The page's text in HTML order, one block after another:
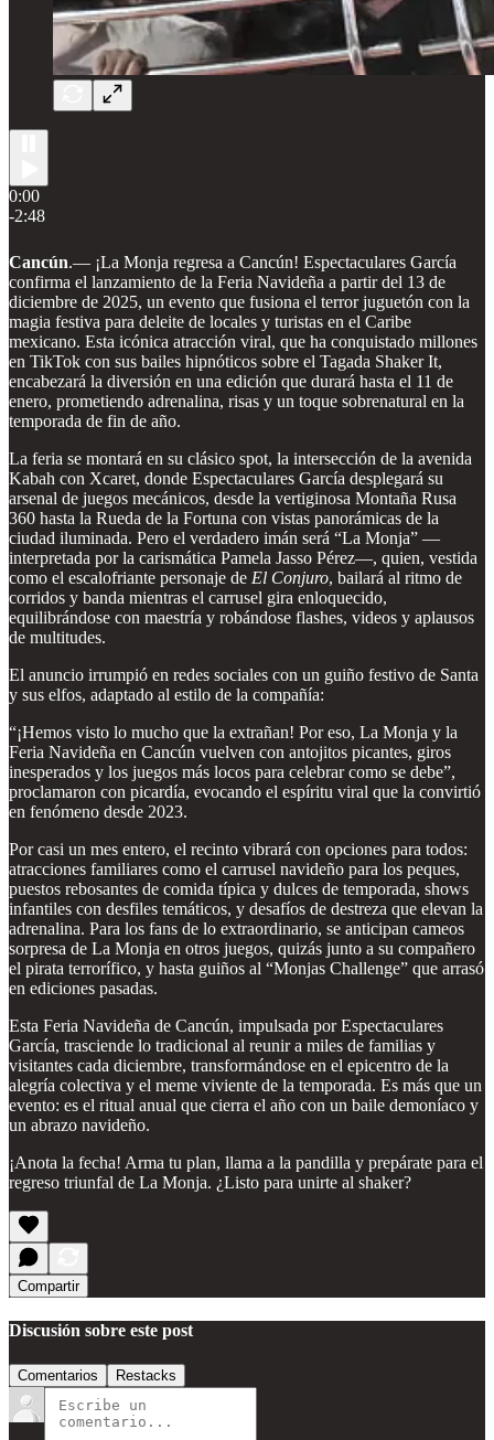
0:00
-2:48
Cancún.— ¡La Monja regresa a Cancún! Espectaculares García
confirma el lanzamiento de la Feria Navideña a partir del 13 de
diciembre de 2025, un evento que fusiona el terror juguetón con la
magia festiva para deleite de locales y turistas en el Caribe
mexicano. Esta icónica atracción viral, que ha conquistado millones
en TikTok con sus bailes hipnóticos sobre el Tagada Shaker It,
encabezará la diversión en una edición que durará hasta el 11 de
enero, prometiendo adrenalina, risas y un toque sobrenatural en la
temporada de fin de año.
La feria se montará en su clásico spot, la intersección de la avenida
Kabah con Xcaret, donde Espectaculares García desplegará su
arsenal de juegos mecánicos, desde la vertiginosa Montaña Rusa
360 hasta la Rueda de la Fortuna con vistas panorámicas de la
ciudad iluminada. Pero el verdadero imán será “La Monja” —
interpretada por la carismática Pamela Jasso Pérez—, quien, vestida
como el escalofriante personaje de El Conjuro, bailará al ritmo de
corridos y banda mientras el carrusel gira enloquecido,
equilibrándose con maestría y robándose flashes, videos y aplausos
de multitudes.
El anuncio irrumpió en redes sociales con un guiño festivo de Santa
y sus elfos, adaptado al estilo de la compañía:
“¡Hemos visto lo mucho que la extrañan! Por eso, La Monja y la
Feria Navideña en Cancún vuelven con antojitos picantes, giros
inesperados y los juegos más locos para celebrar como se debe”,
proclamaron con picardía, evocando el espíritu viral que la convirtió
en fenómeno desde 2023.
Por casi un mes entero, el recinto vibrará con opciones para todos:
atracciones familiares como el carrusel navideño para los peques,
puestos rebosantes de comida típica y dulces de temporada, shows
infantiles con desfiles temáticos, y desafíos de destreza que elevan la
adrenalina. Para los fans de lo extraordinario, se anticipan cameos
sorpresa de La Monja en otros juegos, quizás junto a su compañero
el pirata terrorífico, y hasta guiños al “Monjas Challenge” que arrasó
en ediciones pasadas.
Esta Feria Navideña de Cancún, impulsada por Espectaculares
García, trasciende lo tradicional al reunir a miles de familias y
visitantes cada diciembre, transformándose en el epicentro de la
alegría colectiva y el meme viviente de la temporada. Es más que un
evento: es el ritual anual que cierra el año con un baile demoníaco y
un abrazo navideño.
¡Anota la fecha! Arma tu plan, llama a la pandilla y prepárate para el
regreso triunfal de La Monja. ¿Listo para unirte al shaker?
Compartir
Discusión sobre este post
Comentarios Restacks